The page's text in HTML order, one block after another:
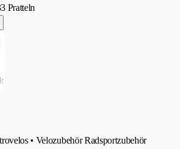
Pratteln
• Velozubehör Radsportzubehör